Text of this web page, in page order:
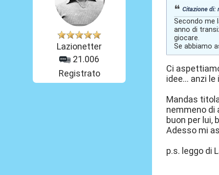
Lazionetter
21.006
Registrato
Citazione di:
Secondo me
anno di
giocare.
Se abbiamo
Ci
idee... anzi
Mandas
nemmeno di
buon per lui,
Adesso mi
p.s. leggo di